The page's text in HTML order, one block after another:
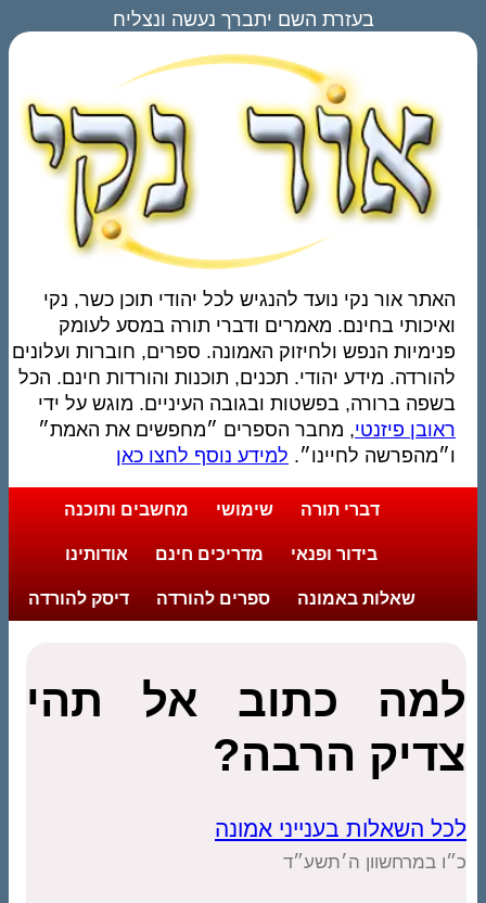
בעזרת השם יתברך נעשה ונצליח
האתר אור נקי נועד להנגיש לכל יהודי תוכן כשר, נקי
ואיכותי בחינם. מאמרים ודברי תורה במסע לעומק
פנימיות הנפש ולחיזוק האמונה. ספרים, חוברות ועלונים
להורדה. מידע יהודי. תכנים, תוכנות והורדות חינם. הכל
בשפה ברורה, בפשטות ובגובה העיניים. מוגש על ידי
ראובן פיזנטי, מחבר הספרים ״מחפשים את האמת״
ו״מהפרשה לחיינו״. למידע נוסף לחצו כאן
דברי תורה שימושי מחשבים ותוכנה
בידור ופנאי מדריכים חינם אודותינו
שאלות באמונה ספרים להורדה דיסק להורדה
למה כתוב אל תהי
צדיק הרבה?
לכל השאלות בענייני אמונה
כ״ו במרחשוון ה׳תשע״ד